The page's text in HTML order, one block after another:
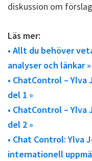
diskussion om
Läs mer:
• Allt du behöver
analyser och länkar »
• ChatControl – Ylva
del 1 »
• ChatControl – Ylva
del 2 »
• Chat Control: Ylva
internationell